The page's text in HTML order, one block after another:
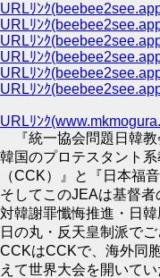
URLﾘﾝｸ
URLﾘﾝｸ
URLﾘﾝｸ
URLﾘﾝｸ
URLﾘﾝｸ
URLﾘﾝｸ
URLﾘﾝｸ
『統一協会問題日韓教
韓国のプロテスタント
（CCK）』と『日本福
そしてこのJEAは基督者
対韓謝罪懺悔推進・日
日の丸・反天皇制派でご
CCKはCCKで、海外同
えて世界大会を開いて